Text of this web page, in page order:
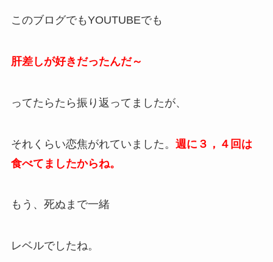
このブログでもYOUTUBEでも
肝差しが好きだったんだ～
ってたらたら振り返ってましたが、
それくらい恋焦がれていました。 週に３，４回は
食べてましたからね。
もう、死ぬまで一緒
レベルでしたね。